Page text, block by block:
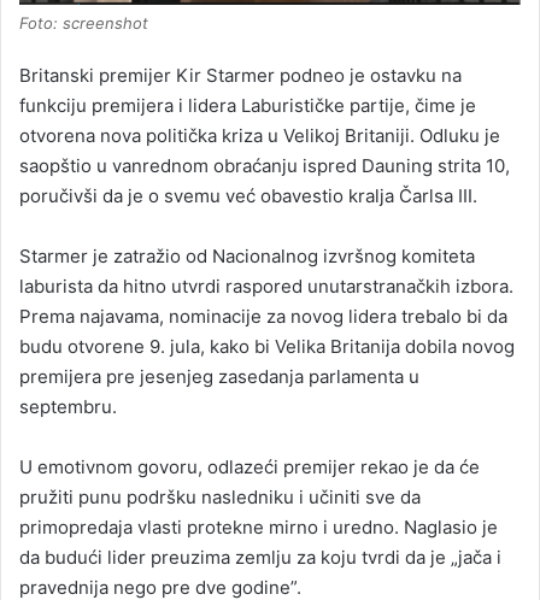
Foto: screenshot
Britanski premijer Kir Starmer podneo je ostavku na
funkciju premijera i lidera Laburističke partije, čime je
otvorena nova politička kriza u Velikoj Britaniji. Odluku je
saopštio u vanrednom obraćanju ispred Dauning strita 10,
poručivši da je o svemu već obavestio kralja Čarlsa III.
Starmer je zatražio od Nacionalnog izvršnog komiteta
laburista da hitno utvrdi raspored unutarstranačkih izbora.
Prema najavama, nominacije za novog lidera trebalo bi da
budu otvorene 9. jula, kako bi Velika Britanija dobila novog
premijera pre jesenjeg zasedanja parlamenta u
septembru.
U emotivnom govoru, odlazeći premijer rekao je da će
pružiti punu podršku nasledniku i učiniti sve da
primopredaja vlasti protekne mirno i uredno. Naglasio je
da budući lider preuzima zemlju za koju tvrdi da je „jača i
pravednija nego pre dve godine”.